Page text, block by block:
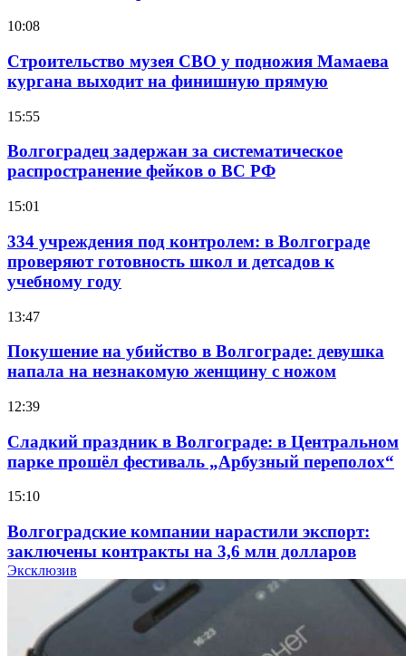
10:08
Строительство музея СВО у подножия Мамаева
кургана выходит на финишную прямую
15:55
Волгоградец задержан за систематическое
распространение фейков о ВС РФ
15:01
334 учреждения под контролем: в Волгограде
проверяют готовность школ и детсадов к
учебному году
13:47
Покушение на убийство в Волгограде: девушка
напала на незнакомую женщину с ножом
12:39
Сладкий праздник в Волгограде: в Центральном
парке прошёл фестиваль „Арбузный переполох“
15:10
Волгоградские компании нарастили экспорт:
заключены контракты на 3,6 млн долларов
Атака БПЛА в Волгоградской области: есть
пострадавшие и повреждения инфраструктуры
Эксклюзив